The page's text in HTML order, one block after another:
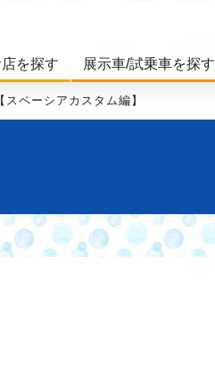
を探す 展示車/試乗車を探す
ペーシアカスタム編】